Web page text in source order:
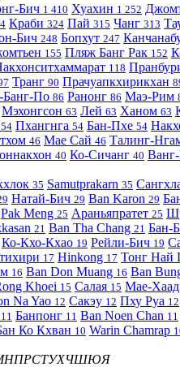
Бич 1 410 Хуахин 1 252
Краби 324 Пай 315 Чанг 313
Бич 248 Бопхут 247
155 Пляж Банг Рак 152
118
Транг 90 Прачуапкхирикхан
Банг-По 86 Ранонг 86 Маэ-Рим
Мэхонгсон 63 Лей 63 Ханом 63
54 Пхангнга 54 Бан-Пхе 54
46 Мае Сай 46 Талинг-
40 Ко-Сичанг 40
35 Samutprakarn 35
Натай-Бич 29 Ban Karon 29
Pak Meng 25 Араньяпратет 25
21 Ban Tha Chang 21 Бан-
Ко-Кхо-Кхао 19 Рейли-Бич 19
17 Hinkong 17 Тонг Най
16 Ban Don Muang 16 Ban
Khoei 15 Салая 15 Мае-Хаад
Na Yao 12 Сакэу 12 Пху Руа 12
11 Банпонг 11 Ban Noen Chan 11
Ко Кхван 10 Warin Chamrap
НПРСТУХЧШЮЯ